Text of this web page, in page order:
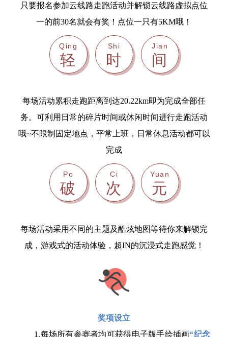
只要报名参加云线路走跑活动并解锁云线路虚拟点位
一的前30名就会有奖！点位一只有5KM哦！
Qing
轻
Shi
时
Jian
间
每场活动累积走跑距离到达20.22km即为完成全部任
务。可利用日常的碎片时间或休闲时间进行走跑活动
哦~不限制固定地点，平常上班，日常休息活动都可以
完成
Po
破
Ci
次
Yuan
元
每场活动采用不同的主题及酷炫地图等待你来解锁完
成，游戏式的活动体验，超IN的沉浸式走跑感觉！
奖项设立
1.每场所有参赛者均可获得电子版手绘插画“纪念